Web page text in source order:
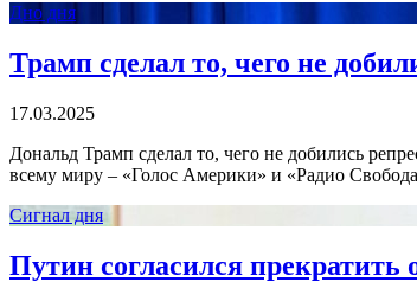
Дно дня
Трамп сделал то, чего не
17.03.2025
Дональд Трамп сделал то, чего не добились
всему миру – «Голос Америки» и «Радио
Сигнал дня
Путин согласился прекратить